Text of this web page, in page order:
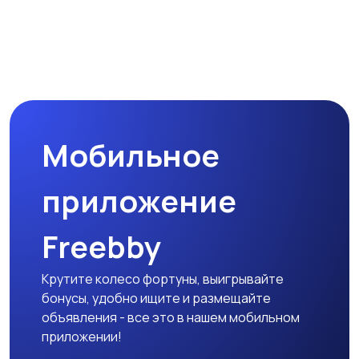
Мобильное
приложение
Freebby
Крутите колесо фортуны, выигрывайте
бонусы, удобно ищите и размещайте
объявления - все это в нашем мобильном
приложении!